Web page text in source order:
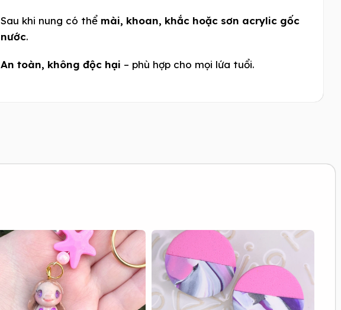
Sau khi nung có thể mài, khoan, khắc hoặc sơn acrylic gốc
nước.
An toàn, không độc hại – phù hợp cho mọi lứa tuổi.